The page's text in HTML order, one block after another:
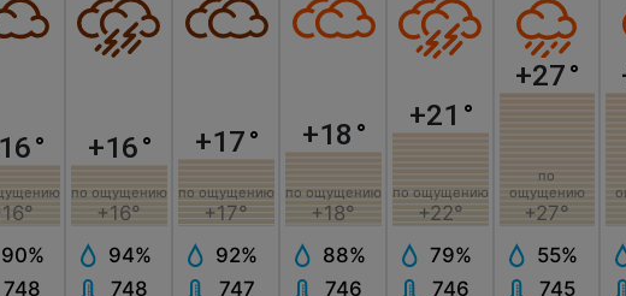
°
90%
748
+16°
по ощущению
+16°
94%
748
+17°
по ощущению
+17°
92%
747
+18 °
по ощущению
+18°
88%
746
+21 °
по ощущению
+22°
79%
746
+27°
по
ощущению
+27°
55%
745